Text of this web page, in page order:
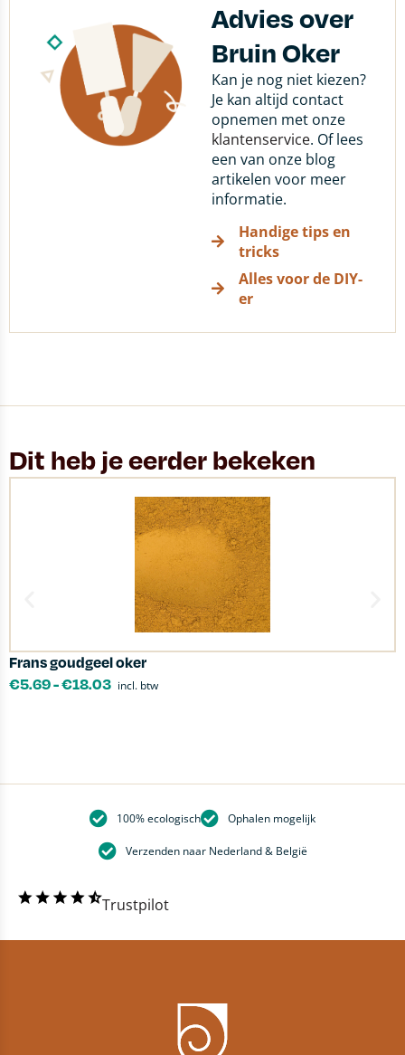
Advies over
Bruin Oker
Kan je nog niet kiezen?
Je kan altijd contact
opnemen met onze
klantenservice. Of lees
een van onze blog
artikelen voor meer
informatie.
Handige tips en
tricks
Alles voor de DIY-
er
Dit heb je eerder bekeken
Frans goudgeel oker
€5.69-€18.03 incl. btw
100% ecologisch Ophalen mogelijk
Verzenden naar Nederland & België
Trustpilot